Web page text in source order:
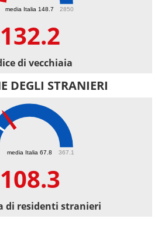
media Italia 148.7 2850
132.2
di vecchiaia
DEGLI STRANIERI
media Italia 67.8 367.1
108.3
di residenti stranieri